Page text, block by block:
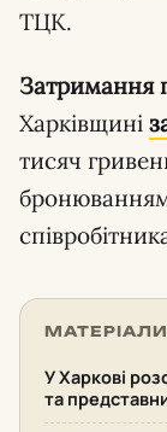
ТЦК.
Затримання
Харківщині
тисяч
У Харкові
та